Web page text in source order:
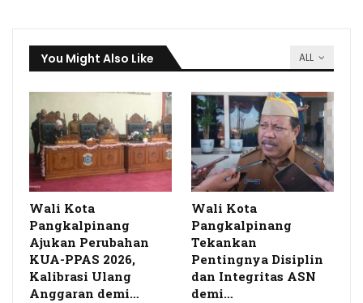
ALL
You Might Also Like
Wali Kota
Pangkalpinang
Ajukan Perubahan
KUA-PPAS 2026,
Kalibrasi Ulang
Anggaran demi…
Wali Kota
Pangkalpinang
Tekankan
Pentingnya Disiplin
dan Integritas ASN
demi…